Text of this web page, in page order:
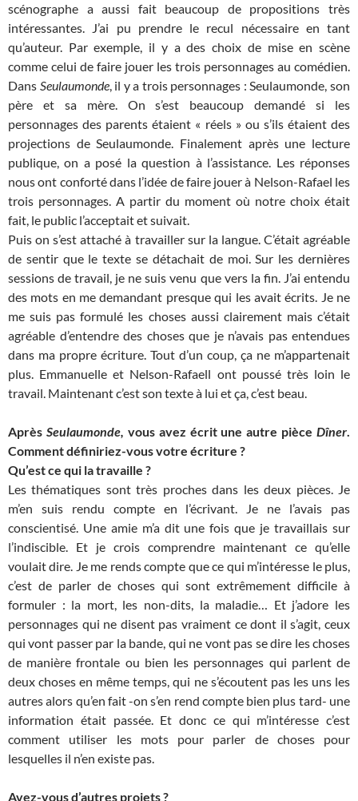
scénographe a aussi fait beaucoup de propositions très
intéressantes. J’ai pu prendre le recul nécessaire en tant
qu’auteur. Par exemple, il y a des choix de mise en scène
comme celui de faire jouer les trois personnages au comédien.
Dans Seulaumonde, il y a trois personnages : Seulaumonde, son
père et sa mère. On s’est beaucoup demandé si les
personnages des parents étaient « réels » ou s’ils étaient des
projections de Seulaumonde. Finalement après une lecture
publique, on a posé la question à l’assistance. Les réponses
nous ont conforté dans l’idée de faire jouer à Nelson-Rafael les
trois personnages. A partir du moment où notre choix était
fait, le public l’acceptait et suivait.
Puis on s’est attaché à travailler sur la langue. C’était agréable
de sentir que le texte se détachait de moi. Sur les dernières
sessions de travail, je ne suis venu que vers la fin. J’ai entendu
des mots en me demandant presque qui les avait écrits. Je ne
me suis pas formulé les choses aussi clairement mais c’était
agréable d’entendre des choses que je n’avais pas entendues
dans ma propre écriture. Tout d’un coup, ça ne m’appartenait
plus. Emmanuelle et Nelson-Rafaell ont poussé très loin le
travail. Maintenant c’est son texte à lui et ça, c’est beau.
Après Seulaumonde, vous avez écrit une autre pièce Dîner.
Comment définiriez-vous votre écriture ?
Qu’est ce qui la travaille ?
Les thématiques sont très proches dans les deux pièces. Je
m’en suis rendu compte en l’écrivant. Je ne l’avais pas
conscientisé. Une amie m’a dit une fois que je travaillais sur
l’indiscible. Et je crois comprendre maintenant ce qu’elle
voulait dire. Je me rends compte que ce qui m’intéresse le plus,
c’est de parler de choses qui sont extrêmement difficile à
formuler : la mort, les non-dits, la maladie… Et j’adore les
personnages qui ne disent pas vraiment ce dont il s’agit, ceux
qui vont passer par la bande, qui ne vont pas se dire les choses
de manière frontale ou bien les personnages qui parlent de
deux choses en même temps, qui ne s’écoutent pas les uns les
autres alors qu’en fait -on s’en rend compte bien plus tard- une
information était passée. Et donc ce qui m’intéresse c’est
comment utiliser les mots pour parler de choses pour
lesquelles il n’en existe pas.
Avez-vous d’autres projets ?